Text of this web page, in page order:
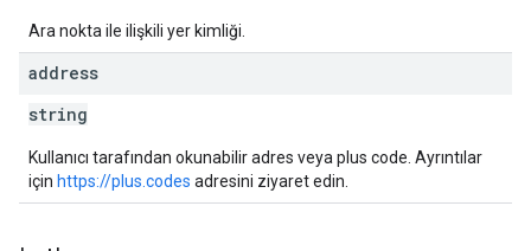
Ara nokta ile ilişkili yer kimliği.
address
string
Kullanıcı tarafından okunabilir adres veya plus code. Ayrıntılar
için https://plus.codes adresini ziyaret edin.